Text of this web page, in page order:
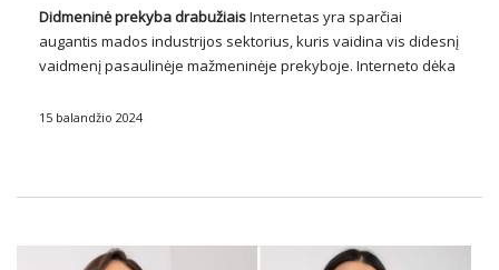
Didmeninė prekyba drabužiaisInternetas yra sparčiai
augantis mados industrijos sektorius, kuris vaidina vis didesnį
vaidmenį pasaulinėje mažmeninėje prekyboje. Interneto dėka
ratą visame pasaulyje, siūlydami jiems įvairius drabužių
15 balandžio 2024